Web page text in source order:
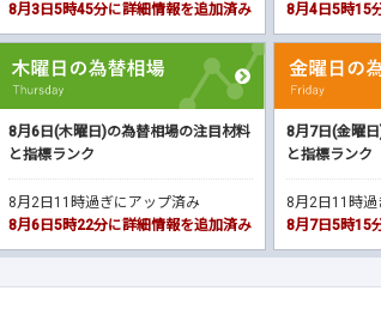
8月3日5時45分に詳細情報を追加済み
8月4日5時15
8月6日(木曜日)の為替相場の注目材料
と指標ランク
8月2日11時過ぎにアップ済み
8月6日5時22分に詳細情報を追加済み
8月7日(金曜
と指標ランク
8月2日11時
8月7日5時15